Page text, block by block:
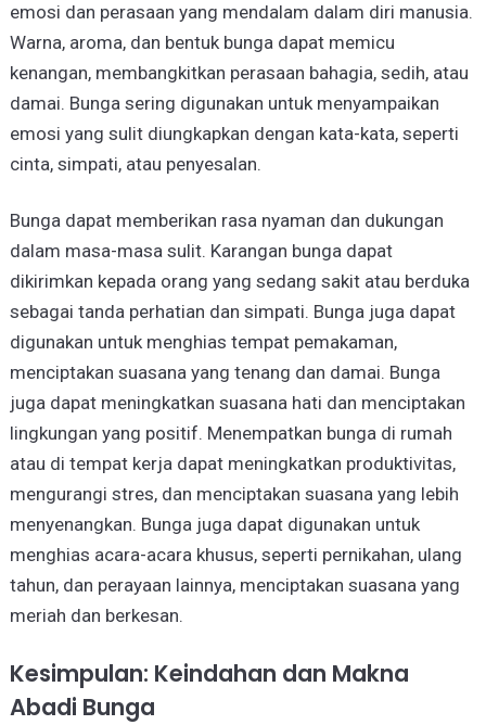
emosi dan perasaan yang mendalam dalam diri manusia.
Warna, aroma, dan bentuk bunga dapat memicu
kenangan, membangkitkan perasaan bahagia, sedih, atau
damai. Bunga sering digunakan untuk menyampaikan
emosi yang sulit diungkapkan dengan kata-kata, seperti
cinta, simpati, atau penyesalan.
Bunga dapat memberikan rasa nyaman dan dukungan
dalam masa-masa sulit. Karangan bunga dapat
dikirimkan kepada orang yang sedang sakit atau berduka
sebagai tanda perhatian dan simpati. Bunga juga dapat
digunakan untuk menghias tempat pemakaman,
menciptakan suasana yang tenang dan damai. Bunga
juga dapat meningkatkan suasana hati dan menciptakan
lingkungan yang positif. Menempatkan bunga di rumah
atau di tempat kerja dapat meningkatkan produktivitas,
mengurangi stres, dan menciptakan suasana yang lebih
menyenangkan. Bunga juga dapat digunakan untuk
menghias acara-acara khusus, seperti pernikahan, ulang
tahun, dan perayaan lainnya, menciptakan suasana yang
meriah dan berkesan.
Kesimpulan: Keindahan dan Makna
Abadi Bunga